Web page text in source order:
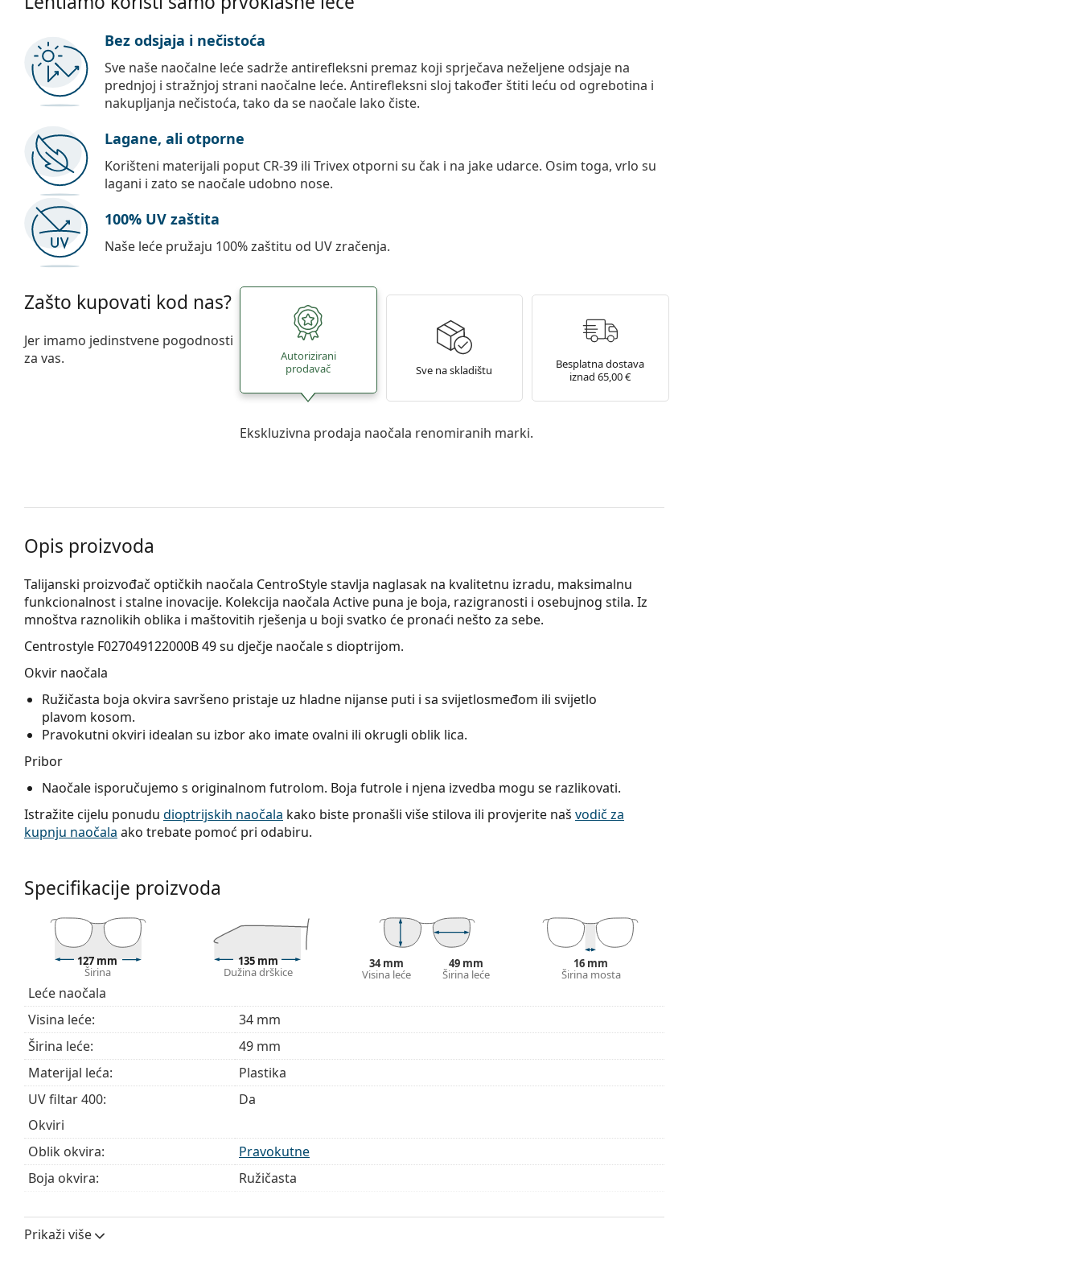
Bez odsjaja i nečistoća
Sve naše naočalne leće sadrže antirefleksni premaz koji sprječava neželjene odsjaje na
prednjoj i stražnjoj strani naočalne leće. Antirefleksni sloj također štiti leću od ogrebotina i
nakupljanja nečistoća, tako da se naočale lako čiste.
Lagane, ali otporne
Korišteni materijali poput CR-39 ili Trivex otporni su čak i na jake udarce. Osim toga, vrlo su
lagani i zato se naočale udobno nose.
100% UV zaštita
Naše leće pružaju 100% zaštitu od UV zračenja.
Zašto kupovati kod nas?
Jer imamo jedinstvene pogodnosti
za vas.
Autorizirani
prodavač
Sve na skladištu
Besplatna dostava
iznad 65,00 €
Ekskluzivna prodaja naočala renomiranih marki.
Opis proizvoda
Talijanski proizvođač optičkih naočala CentroStyle stavlja naglasak na kvalitetnu izradu, maksimalnu
funkcionalnost i stalne inovacije. Kolekcija naočala Active puna je boja, razigranosti i osebujnog stila. Iz
mnoštva raznolikih oblika i maštovitih rješenja u boji svatko će pronaći nešto za sebe.
Centrostyle F027049122000B 49su dječje naočale s dioptrijom.
Okvir naočala
Ružičasta boja okvira savršeno pristaje uz hladne nijanse puti i sa svijetlosmeđom ili svijetlo
plavom kosom.
Pravokutni okviri idealan su izbor ako imate ovalni ili okrugli oblik lica.
Pribor
Naočale isporučujemo s originalnom futrolom. Boja futrole i njena izvedba mogu se razlikovati.
Istražite cijelu ponudu dioptrijskih naočala kako biste pronašli više stilova ili provjerite naš vodič za
kupnju naočala ako trebate pomoć pri odabiru.
Specifikacije proizvoda
127 mm
Širina
135 mm
Dužina drškice
34 mm
Visina leće
49 mm
Širina leće
16 mm
Širina mosta
Leće naočala
Visina leće:
34 mm
Širina leće:
49 mm
Materijal leća:
Plastika
UV filtar 400:
Da
Okviri
Oblik okvira:
Pravokutne
Boja okvira:
Ružičasta
Veličina:
Prikaži više